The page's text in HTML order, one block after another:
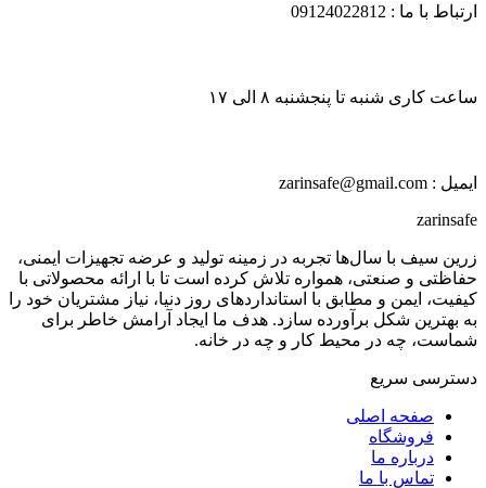
ارتباط با ما : 09124022812
ساعت کاری شنبه تا پنجشنبه ۸ الی ۱۷
ایمیل : zarinsafe@gmail.com
zarinsafe
زرین سیف با سال‌ها تجربه در زمینه تولید و عرضه تجهیزات ایمنی،
حفاظتی و صنعتی، همواره تلاش کرده است تا با ارائه محصولاتی با
کیفیت، ایمن و مطابق با استانداردهای روز دنیا، نیاز مشتریان خود را
به بهترین شکل برآورده سازد. هدف ما ایجاد آرامش خاطر برای
شماست، چه در محیط کار و چه در خانه.
دسترسی سریع
صفحه اصلی
فروشگاه
درباره ما
تماس با ما